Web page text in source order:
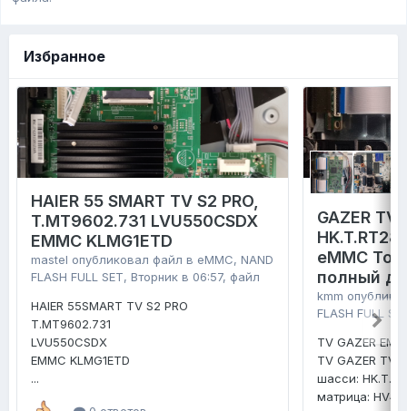
Избранное
HAIER 55 SMART TV S2 PRO,
T.MT9602.731 LVU550CSDX
EMMC KLMG1ETD
mastel опубликовал файл в eMMC, NAND
FLASH FULL SET, Вторник в 06:57, файл
HAIER 55SMART TV S2 PRO
T.MT9602.731
LVU550CSDX
EMMC KLMG1ETD
...
GAZER
eMMC
полный
kmm
FLASH FULL
TV GAZER
TV GAZER
шасси:
матрица: